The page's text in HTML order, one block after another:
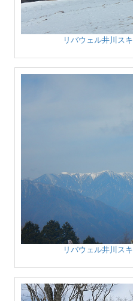
リバウェル井川ス
リバウェル井川ス